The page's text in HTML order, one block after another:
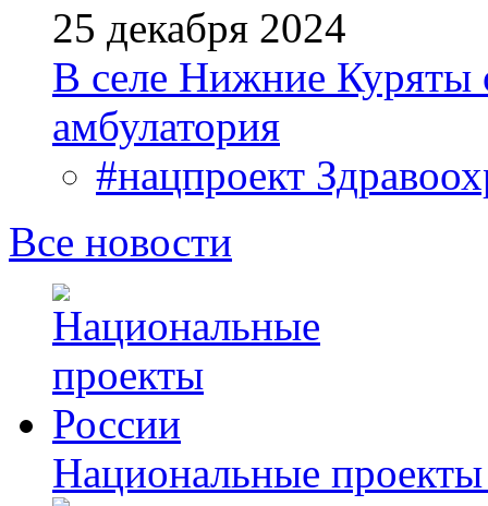
25 декабря 2024
В селе Нижние Куряты
амбулатория
#нацпроект
Все новости
Национальные